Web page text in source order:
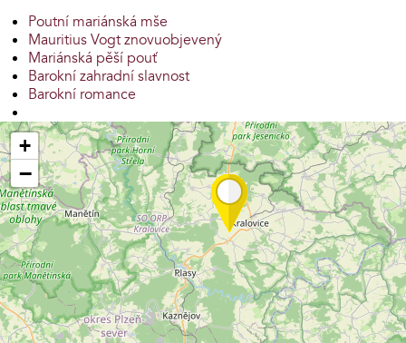
Poutní mariánská mše
Mauritius Vogt znovuobjevený
Mariánská pěší pouť
Barokní zahradní slavnost
Barokní romance
+
−